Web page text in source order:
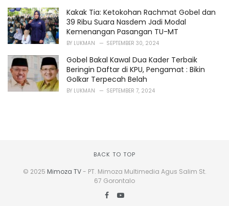
Kakak Tia: Ketokohan Rachmat Gobel dan
39 Ribu Suara Nasdem Jadi Modal
Kemenangan Pasangan TU-MT
BY LUKMAN SEPTEMBER 30, 2024
Gobel Bakal Kawal Dua Kader Terbaik
Beringin Daftar di KPU, Pengamat : Bikin
Golkar Terpecah Belah
BY LUKMAN SEPTEMBER 7, 2024
BACK TO TOP
© 2025 Mimoza TV- PT. Mimoza Multimedia Agus Salim St.
67 Gorontalo